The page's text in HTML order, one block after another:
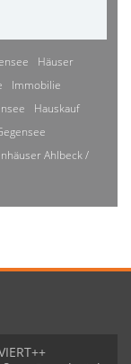
Häuser
Immobilie
Hauskauf
Ahlbeck /